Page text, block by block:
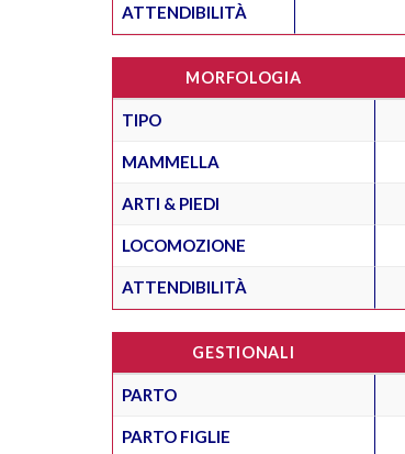
ATTENDIBILITÀ
MORFOLOGIA
TIPO
MAMMELLA
ARTI & PIEDI
LOCOMOZIONE
ATTENDIBILITÀ
GESTIONALI
PARTO
PARTO FIGLIE